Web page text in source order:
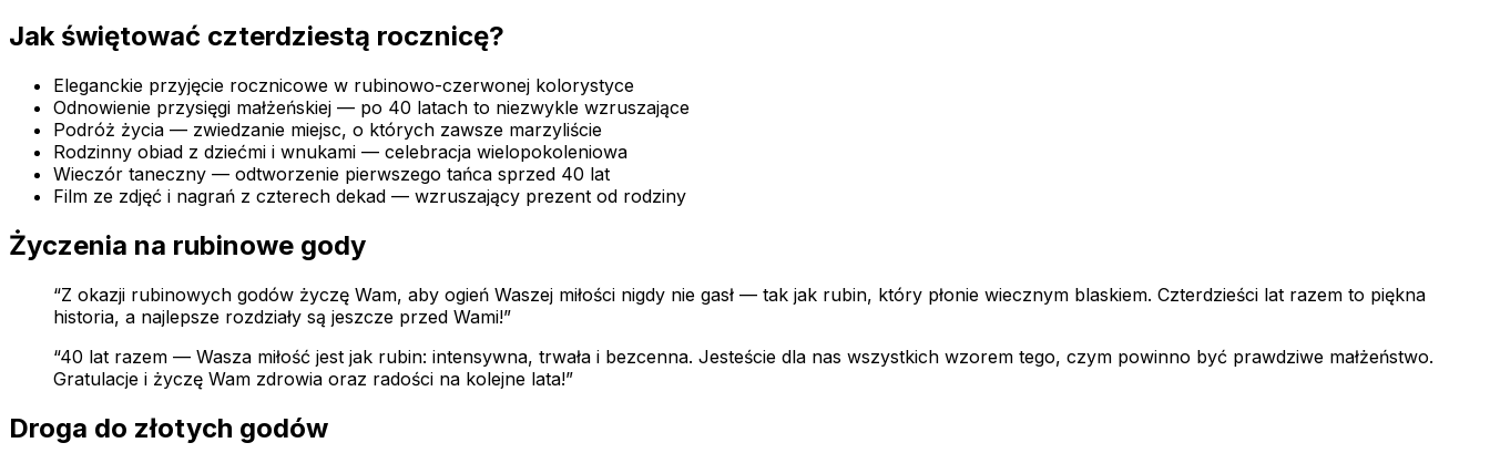
Jak świętować czterdziestą rocznicę?
Eleganckie przyjęcie rocznicowe w rubinowo-czerwonej kolorystyce
Odnowienie przysięgi małżeńskiej — po 40 latach to niezwykle wzruszające
Podróż życia — zwiedzanie miejsc, o których zawsze marzyliście
Rodzinny obiad z dziećmi i wnukami — celebracja wielopokoleniowa
Wieczór taneczny — odtworzenie pierwszego tańca sprzed 40 lat
Film ze zdjęć i nagrań z czterech dekad — wzruszający prezent od rodziny
Życzenia na rubinowe gody
“Z okazji rubinowych godów życzę Wam, aby ogień Waszej miłości nigdy nie gasł — tak jak rubin, który płonie wiecznym blaskiem. Czterdzieści lat razem to piękna
historia, a najlepsze rozdziały są jeszcze przed Wami!”
“40 lat razem — Wasza miłość jest jak rubin: intensywna, trwała i bezcenna. Jesteście dla nas wszystkich wzorem tego, czym powinno być prawdziwe małżeństwo.
Gratulacje i życzę Wam zdrowia oraz radości na kolejne lata!”
Droga do złotych godów